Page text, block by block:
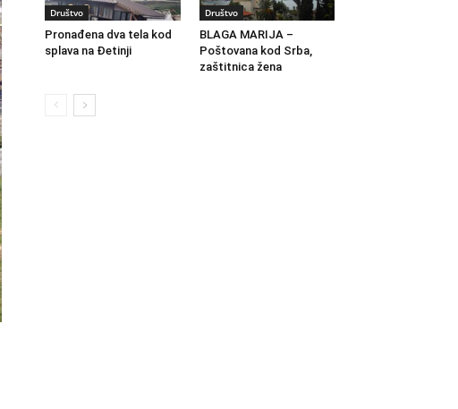
Društvo
Pronađena dva tela kod
splava na Đetinji
Društvo
BLAGA MARIJA –
Poštovana kod Srba,
zaštitnica žena